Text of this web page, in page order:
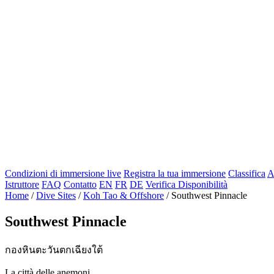
Condizioni di immersione live Registra la tua immersione Classifica
Istruttore FAQ Contatto EN FR DE Verifica Disponibilità
Home / Dive Sites / Koh Tao & Offshore / Southwest Pinnacle
Southwest Pinnacle
กองหินตะวันตกเฉียงใต้